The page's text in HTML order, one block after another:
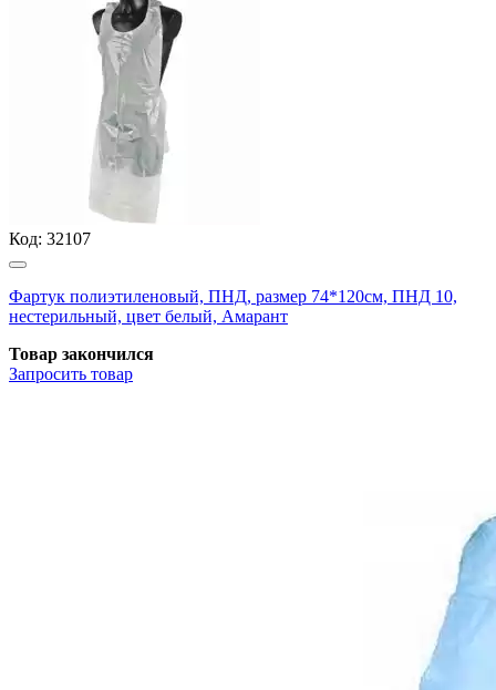
Код: 32107
Фартук полиэтиленовый, ПНД, размер 74*120см, ПНД 10,
нестерильный, цвет белый, Амарант
Товар закончился
Запросить товар